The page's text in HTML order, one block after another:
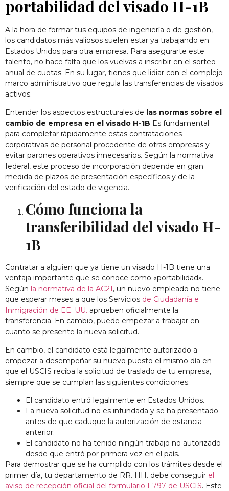
portabilidad del visado H-1B
A la hora de formar tus equipos de ingeniería o de gestión,
los candidatos más valiosos suelen estar ya trabajando en
Estados Unidos para otra empresa. Para asegurarte este
talento, no hace falta que los vuelvas a inscribir en el sorteo
anual de cuotas. En su lugar, tienes que lidiar con el complejo
marco administrativo que regula las transferencias de visados
activos.
Entender los aspectos estructurales de las normas sobre el
cambio de empresa en el visado H-1B Es fundamental
para completar rápidamente estas contrataciones
corporativas de personal procedente de otras empresas y
evitar parones operativos innecesarios. Según la normativa
federal, este proceso de incorporación depende en gran
medida de plazos de presentación específicos y de la
verificación del estado de vigencia.
Cómo funciona la
transferibilidad del visado H-
1B
Contratar a alguien que ya tiene un visado H-1B tiene una
ventaja importante que se conoce como «portabilidad».
Según la normativa de la AC21, un nuevo empleado no tiene
que esperar meses a que los Servicios de Ciudadanía e
Inmigración de EE. UU. aprueben oficialmente la
transferencia. En cambio, puede empezar a trabajar en
cuanto se presente la nueva solicitud.
En cambio, el candidato está legalmente autorizado a
empezar a desempeñar su nuevo puesto el mismo día en
que el USCIS reciba la solicitud de traslado de tu empresa,
siempre que se cumplan las siguientes condiciones:
El candidato entró legalmente en Estados Unidos.
La nueva solicitud no es infundada y se ha presentado
antes de que caduque la autorización de estancia
anterior.
El candidato no ha tenido ningún trabajo no autorizado
desde que entró por primera vez en el país.
Para demostrar que se ha cumplido con los trámites desde el
primer día, tu departamento de RR. HH. debe conseguir el
aviso de recepción oficial del formulario I-797 de USCIS. Este